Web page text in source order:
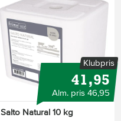
Klubpris
41,95
Alm. pris 46,95
Salto Natural 10 kg